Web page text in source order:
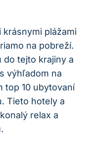
plážami
na pobreží.
do tejto krajiny a
výhľadom na
top 10 ubytovaní
Tieto hotely a
relax a